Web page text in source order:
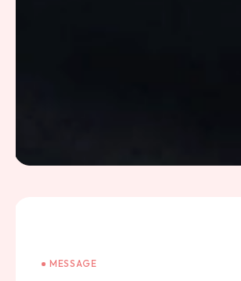
MESSAGE